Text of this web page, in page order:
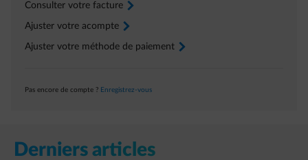
Consulter votre facture arrow-right
Ajuster votre acompte arrow-right
Ajuster votre méthode de paiement arrow-right
Pas encore de compte ? Enregistrez-vous
Derniers articles